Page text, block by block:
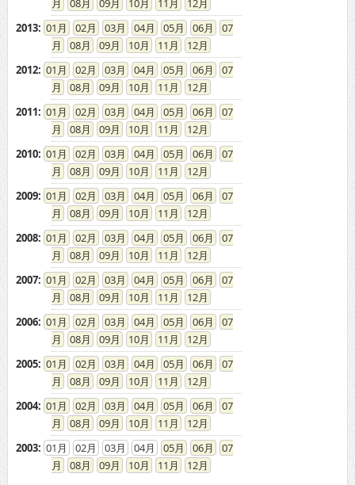
08
09 10 11
12
2013: 01 02 03 04 05 06
07
08
09 10 11
12
2012: 01 02 03 04 05 06
07
08
09 10 11
12
2011: 01 02 03 04 05 06
07
08
09 10 11
12
2010: 01 02 03 04 05 06
07
08
09 10 11
12
2009: 01 02 03 04 05 06
07
08
09 10 11
12
2008: 01 02 03 04 05 06
07
08
09 10 11
12
2007: 01 02 03 04 05 06
07
08
09 10 11
12
2006: 01 02 03 04 05 06
07
08
09 10 11
12
2005: 01 02 03 04 05 06
07
08
09 10 11
12
2004: 01 02 03 04 05 06
07
08
09 10 11
12
2003: 01 02 03 04 05 06
07
08
09 10 11 12